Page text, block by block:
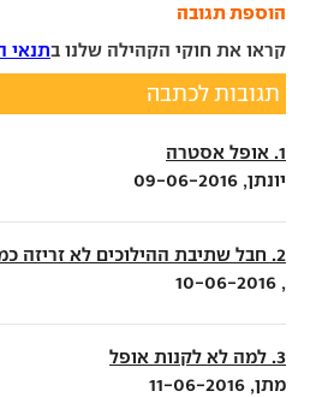
הוספת תגובה
קראו את חוקי הקהילה שלנו בתנאי
תגובות לכתבה
1. אופל אסטרה
יונתן, 09-06-2016
2. חבל שתיבת ההילוכים לא זריזה כמו בפולקסווגאן.
, 10-06-2016
3. למה לא לקנות אופל
מתן, 11-06-2016